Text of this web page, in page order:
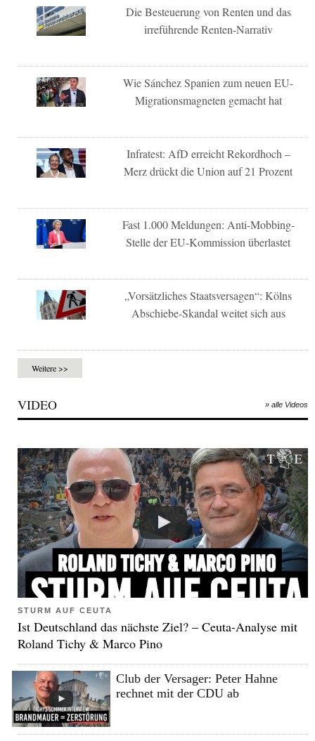
Die Besteuerung von Renten und das
irreführende Renten-Narrativ
Wie Sánchez Spanien zum neuen EU-
Migrationsmagneten gemacht hat
Infratest: AfD erreicht Rekordhoch –
Merz drückt die Union auf 21 Prozent
Fast 1.000 Meldungen: Anti-Mobbing-
Stelle der EU-Kommission überlastet
„Vorsätzliches Staatsversagen“: Kölns
Abschiebe-Skandal weitet sich aus
Weitere >>
VIDEO » alle Videos
STURM AUF CEUTA
Ist Deutschland das nächste Ziel? – Ceuta-Analyse mit
Roland Tichy & Marco Pino
Club der Versager: Peter Hahne
rechnet mit der CDU ab